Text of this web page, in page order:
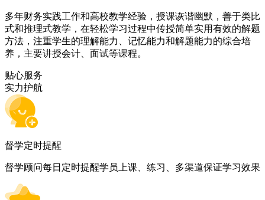
多年财务实践工作和高校教学经验，授课诙谐幽默，善于类比
式和推理式教学，在轻松学习过程中传授简单实用有效的解题
方法，注重学生的理解能力、记忆能力和解题能力的综合培
养，主要讲授会计、面试等课程。
贴心服务
实力护航
督学定时提醒
督学顾问每日定时提醒学员上课、练习、多渠道保证学习效果